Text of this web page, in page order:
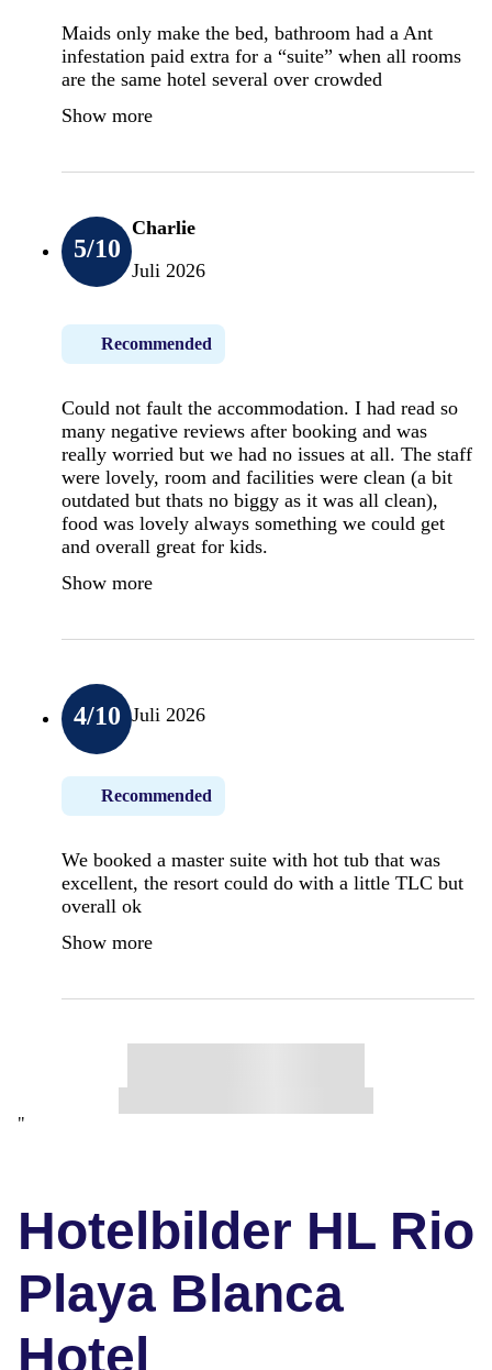
Maids only make the bed, bathroom had a Ant
infestation paid extra for a “suite” when all rooms
are the same hotel several over crowded
Show more
5/10
Charlie
Juli 2026
Recommended
Could not fault the accommodation. I had read so
many negative reviews after booking and was
really worried but we had no issues at all. The staff
were lovely, room and facilities were clean (a bit
outdated but thats no biggy as it was all clean),
food was lovely always something we could get
and overall great for kids.
Show more
4/10 Juli 2026
Recommended
We booked a master suite with hot tub that was
excellent, the resort could do with a little TLC but
overall ok
Show more
"
Hotelbilder HL Rio
Playa Blanca
Hotel